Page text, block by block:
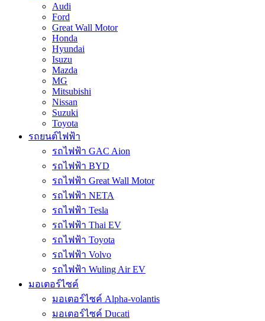
Audi
Ford
Great Wall Motor
Honda
Hyundai
Isuzu
Mazda
MG
Mitsubishi
Nissan
Suzuki
Toyota
รถยนต์ไฟฟ้า
รถไฟฟ้า GAC Aion
รถไฟฟ้า BYD
รถไฟฟ้า Great Wall Motor
รถไฟฟ้า NETA
รถไฟฟ้า Tesla
รถไฟฟ้า Thai EV
รถไฟฟ้า Toyota
รถไฟฟ้า Volvo
รถไฟฟ้า Wuling Air EV
มอเตอร์ไซค์
มอเตอร์ไซค์ Alpha-volantis
มอเตอร์ไซค์ Ducati